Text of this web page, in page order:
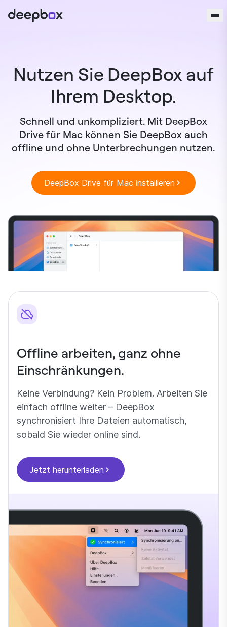
Nutzen Sie DeepBox auf
Ihrem Desktop.
Schnell und unkompliziert. Mit DeepBox
Drive für Mac können Sie DeepBox auch
offline und ohne Unterbrechungen nutzen.
DeepBox Drive für Mac installieren
Offline arbeiten, ganz ohne
Einschränkungen.
Keine Verbindung? Kein Problem. Arbeiten Sie
einfach offline weiter – DeepBox
synchronisiert Ihre Dateien automatisch,
sobald Sie wieder online sind.
Jetzt herunterladen